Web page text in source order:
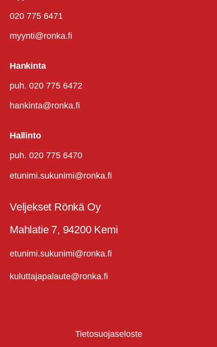
020 775 6471
myynti@ronka.fi
Hankinta
puh. 020 775 6472
hankinta@ronka.fi
Hallinto
puh. 020 775 6470
etunimi.sukunimi@ronka.fi
Veljekset Rönkä Oy
Mahlatie 7, 94200 Kemi
etunimi.sukunimi@ronka.fi
kuluttajapalaute@ronka.fi
Tietosuojaseloste